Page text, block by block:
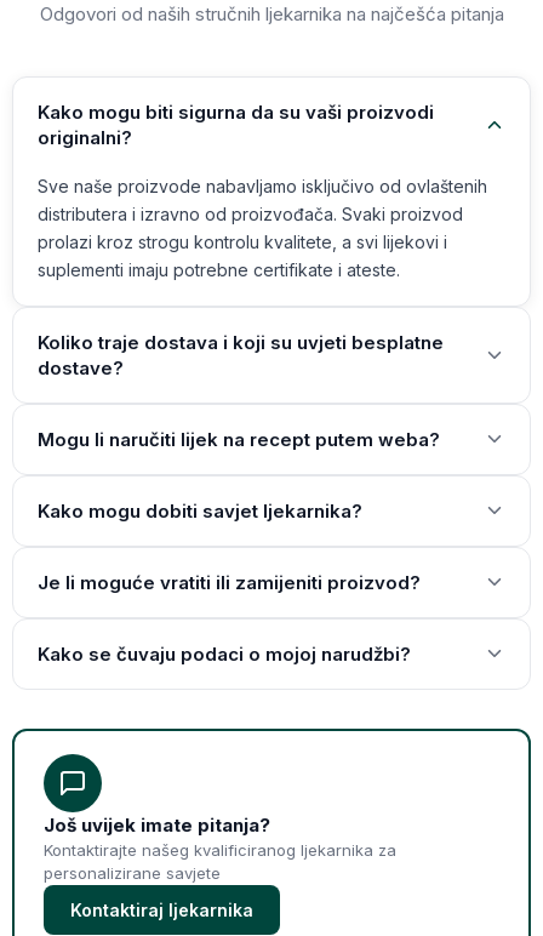
Odgovori od naših stručnih ljekarnika na najčešća pitanja
Kako mogu biti sigurna da su vaši proizvodi
originalni?
Sve naše proizvode nabavljamo isključivo od ovlaštenih
distributera i izravno od proizvođača. Svaki proizvod
prolazi kroz strogu kontrolu kvalitete, a svi lijekovi i
suplementi imaju potrebne certifikate i ateste.
Koliko traje dostava i koji su uvjeti besplatne
dostave?
Mogu li naručiti lijek na recept putem weba?
Kako mogu dobiti savjet ljekarnika?
Je li moguće vratiti ili zamijeniti proizvod?
Kako se čuvaju podaci o mojoj narudžbi?
Još uvijek imate pitanja?
Kontaktirajte našeg kvalificiranog ljekarnika za
personalizirane savjete
Kontaktiraj ljekarnika